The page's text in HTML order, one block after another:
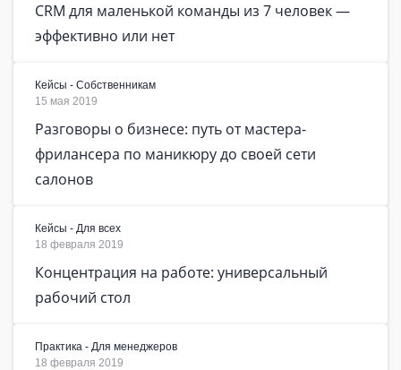
CRM для маленькой команды из 7 человек —
эффективно или нет
Кейсы - Собственникам
15 мая 2019
Разговоры о бизнесе: путь от мастера-
фрилансера по маникюру до своей сети
салонов
Кейсы - Для всех
18 февраля 2019
Концентрация на работе: универсальный
рабочий стол
Практика - Для менеджеров
18 февраля 2019